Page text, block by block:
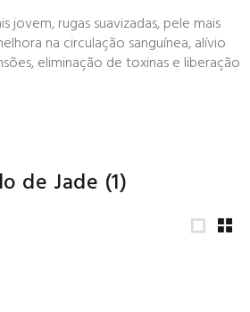
jovem, rugas suavizadas, pele mais
na circulação sanguínea, alívio
eliminação de toxinas e liberação
de Jade (1)